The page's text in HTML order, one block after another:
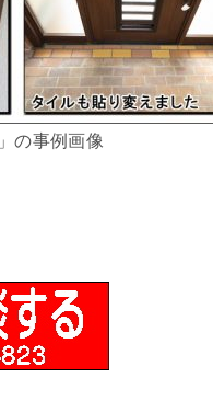
の事例画像